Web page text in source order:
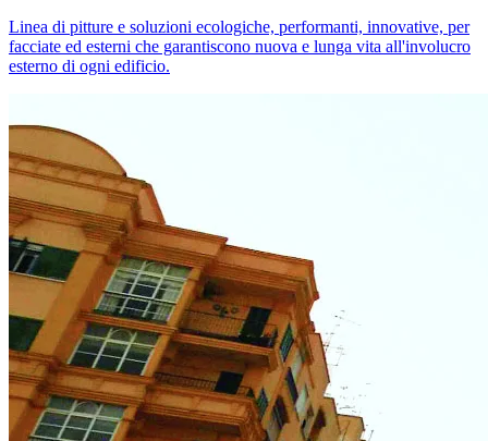
Linea di pitture e soluzioni ecologiche, performanti, innovative, per
facciate ed esterni che garantiscono nuova e lunga vita all'involucro
esterno di ogni edificio.